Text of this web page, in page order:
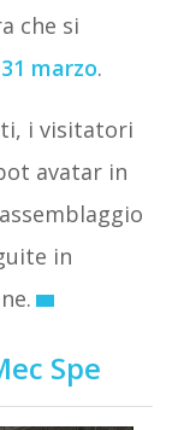
che si
marzo.
i visitatori
avatar in
in
Spe